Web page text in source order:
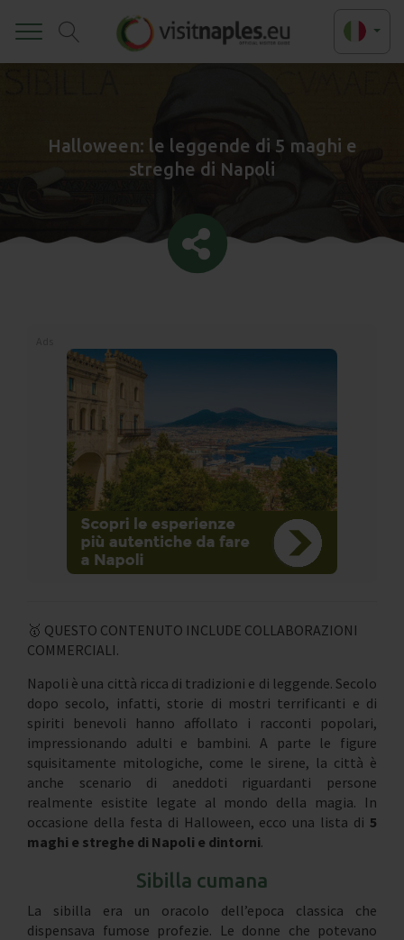
Halloween: le leggende di 5 maghi e
streghe di Napoli
🥇 QUESTO CONTENUTO INCLUDE COLLABORAZIONI
COMMERCIALI.
Napoli è una città ricca di tradizioni e di leggende. Secolo
dopo secolo, infatti, storie di mostri terrificanti e di
spiriti benevoli hanno affollato i racconti popolari,
impressionando adulti e bambini. A parte le figure
squisitamente mitologiche, come le sirene, la città è
anche scenario di aneddoti riguardanti persone
realmente esistite legate al mondo della magia. In
occasione della festa di Halloween, ecco una lista di 5
maghi e streghe di Napoli e dintorni.
Sibilla cumana
La sibilla era un oracolo dell’epoca classica che
dispensava fumose profezie. Le donne che potevano